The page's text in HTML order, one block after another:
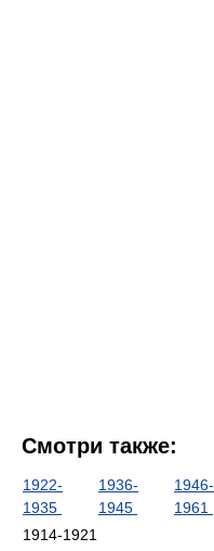
Смотри также:
1922-
1935
1936-
1945
1946-
1961
1914-1921